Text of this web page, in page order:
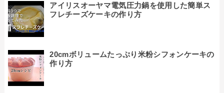
アイリスオーヤマ電気圧力鍋を使用した簡単ス
フレチーズケーキの作り方
20cmボリュームたっぷり米粉シフォンケーキの
作り方